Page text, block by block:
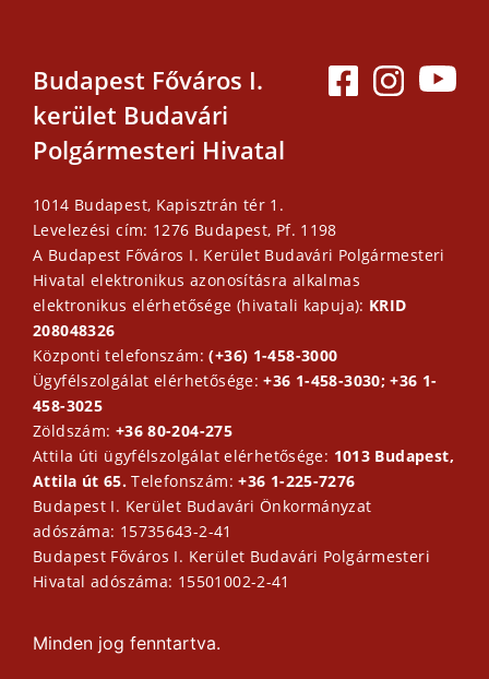
Budapest Főváros I.
kerület Budavári
Polgármesteri Hivatal
1014 Budapest, Kapisztrán tér 1.
Levelezési cím: 1276 Budapest, Pf. 1198
A Budapest Főváros I. Kerület Budavári Polgármesteri
Hivatal elektronikus azonosításra alkalmas
elektronikus elérhetősége (hivatali kapuja): KRID
208048326
Központi telefonszám:(+36) 1-458-3000
Ügyfélszolgálat elérhetősége:+36 1-458-3030; +36 1-
458-3025
Zöldszám: +36 80-204-275
Attila úti ügyfélszolgálat elérhetősége: 1013 Budapest,
Attila út 65.Telefonszám:+36 1-225-7276
Budapest I. Kerület Budavári Önkormányzat
adószáma: 15735643-2-41
Budapest Főváros I. Kerület Budavári Polgármesteri
Hivatal adószáma: 15501002-2-41
Minden jog fenntartva.